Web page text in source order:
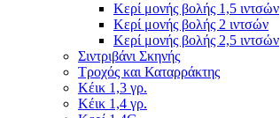
Κερί μονής βολής 1,5 ιντσών
Κερί μονής βολής 2 ιντσών
Κερί μονής βολής 2,5 ιντσών
Σιντριβάνι Σκηνής
Τροχός και Καταρράκτης
Κέικ 1,3 γρ.
Κέικ 1,4 γρ.